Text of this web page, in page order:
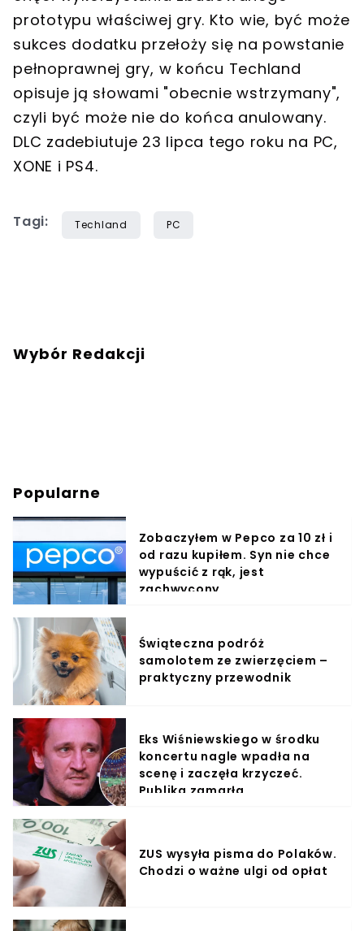
prototypu właściwej gry. Kto wie, być może
sukces dodatku przełoży się na powstanie
pełnoprawnej gry, w końcu Techland
opisuje ją słowami "obecnie wstrzymany",
czyli być może nie do końca anulowany.
DLC zadebiutuje 23 lipca tego roku na PC,
XONE i PS4.
Tagi: Techland PC
Wybór Redakcji
Popularne
Zobaczyłem w Pepco za 10 zł i
od razu kupiłem. Syn nie chce
wypuścić z rąk, jest
zachwycony
Świąteczna podróż
samolotem ze zwierzęciem –
praktyczny przewodnik
Eks Wiśniewskiego w środku
koncertu nagle wpadła na
scenę i zaczęła krzyczeć.
Publika zamarła
ZUS wysyła pisma do Polaków.
Chodzi o ważne ulgi od opłat